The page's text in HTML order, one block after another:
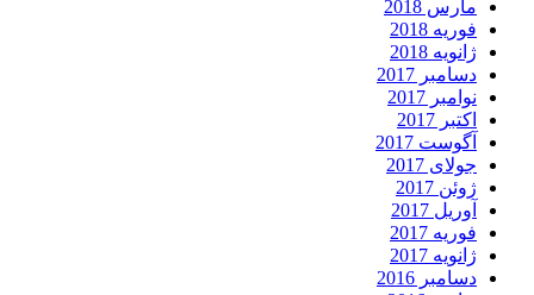
مارس 2018
فوریه 2018
ژانویه 2018
دسامبر 2017
نوامبر 2017
اکتبر 2017
آگوست 2017
جولای 2017
ژوئن 2017
آوریل 2017
فوریه 2017
ژانویه 2017
دسامبر 2016